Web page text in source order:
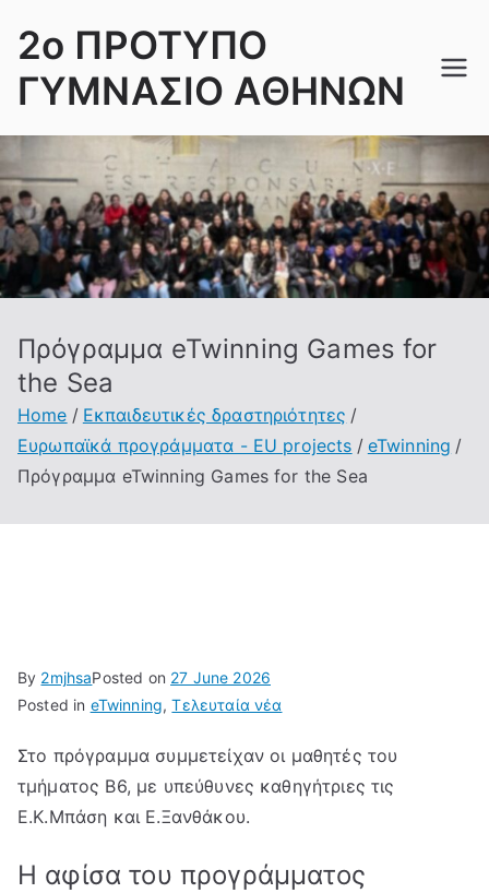
content
2ο ΠΡΟΤΥΠΟ
ΓΥΜΝΑΣΙΟ ΑΘΗΝΩΝ
Πρόγραμμα eTwinning Games for
the Sea
Home
Εκπαιδευτικές δραστηριότητες
Ευρωπαϊκά προγράμματα - EU projects
eTwinning
Πρόγραμμα eTwinning Games for the Sea
By 2mjhsaPosted on 27 June 2026
Posted in eTwinning,Τελευταία νέα
Στο πρόγραμμα συμμετείχαν οι μαθητές του
τμήματος Β6, με υπεύθυνες καθηγήτριες τις
Ε.Κ.Μπάση και Ε.Ξανθάκου.
Η αφίσα του προγράμματος